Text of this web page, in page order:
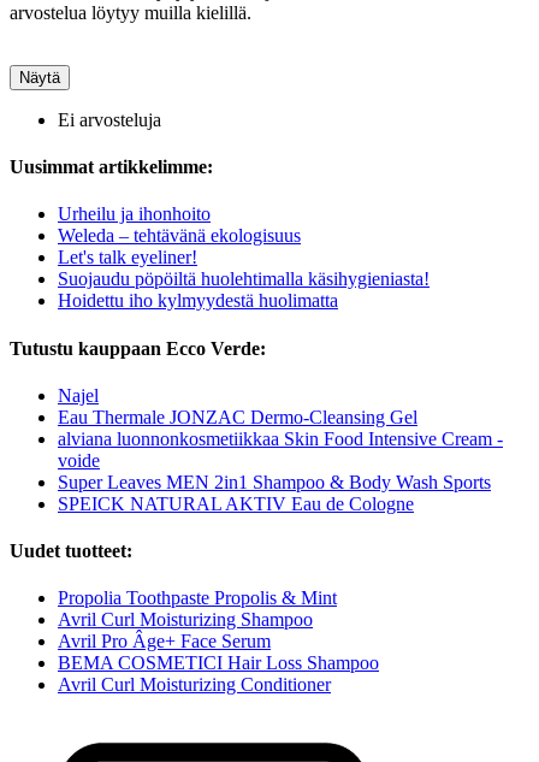
arvostelua löytyy muilla kielillä.
Näytä
Ei arvosteluja
Uusimmat artikkelimme:
Urheilu ja ihonhoito
Weleda – tehtävänä ekologisuus
Let's talk eyeliner!
Suojaudu pöpöiltä huolehtimalla käsihygieniasta!
Hoidettu iho kylmyydestä huolimatta
Tutustu kauppaan Ecco Verde:
Najel
Eau Thermale JONZAC Dermo-Cleansing Gel
alviana luonnonkosmetiikkaa Skin Food Intensive Cream -
voide
Super Leaves MEN 2in1 Shampoo & Body Wash Sports
SPEICK NATURAL AKTIV Eau de Cologne
Uudet tuotteet:
Propolia Toothpaste Propolis & Mint
Avril Curl Moisturizing Shampoo
Avril Pro Âge+ Face Serum
BEMA COSMETICI Hair Loss Shampoo
Avril Curl Moisturizing Conditioner